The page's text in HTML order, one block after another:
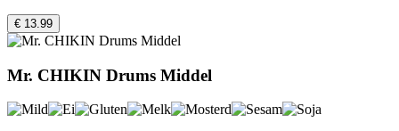
€ 13.99
Mr. CHIKIN Drums Middel